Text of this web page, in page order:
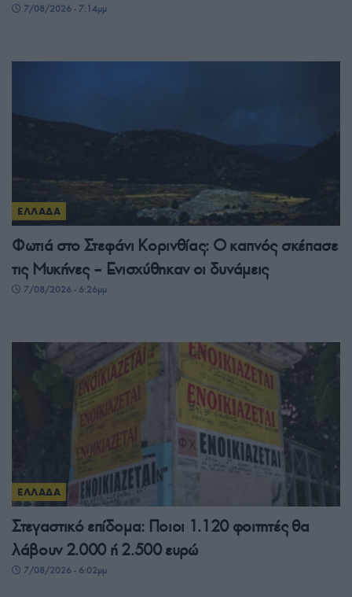
7/08/2026 - 7:14μμ
ΕΛΛΑΔΑ
Φωτιά στο Στεφάνι Κορινθίας: Ο καπνός σκέπασε
τις Μυκήνες – Ενισχύθηκαν οι δυνάμεις
7/08/2026 - 6:26μμ
ΕΛΛΑΔΑ
Στεγαστικό επίδομα: Ποιοι 1.120 φοιτητές θα
λάβουν 2.000 ή 2.500 ευρώ
7/08/2026 - 6:02μμ